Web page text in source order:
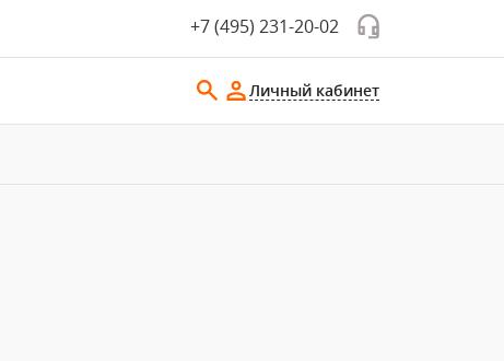
+7 (495) 231-20-02
Личный кабинет